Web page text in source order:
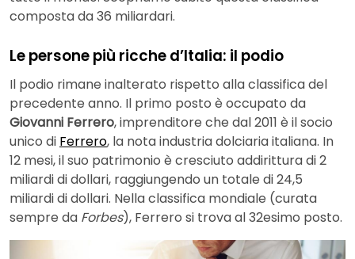
composta da 36 miliardari.
Le persone più ricche d’Italia: il podio
Il podio rimane inalterato rispetto alla classifica del
precedente anno. Il primo posto è occupato da
Giovanni Ferrero, imprenditore che dal 2011 è il socio
unico di Ferrero, la nota industria dolciaria italiana. In
12 mesi, il suo patrimonio è cresciuto addirittura di 2
miliardi di dollari, raggiungendo un totale di 24,5
miliardi di dollari. Nella classifica mondiale (curata
sempre da Forbes), Ferrero si trova al 32esimo posto.